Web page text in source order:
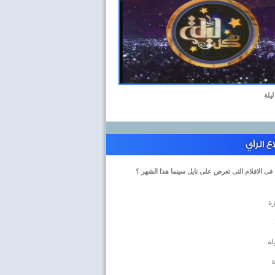
الرأي
فى الافلام التى تعرض على نايل سينما هذا الشهر ؟